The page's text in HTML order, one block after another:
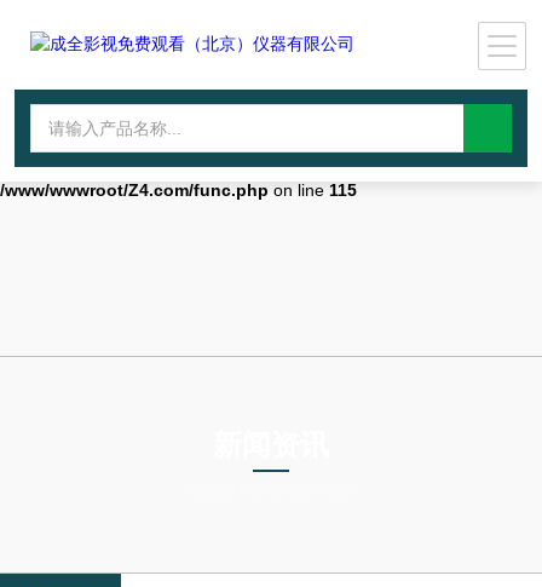
Warning: mkdir(): No space left on device in
file_put_contents(./cachefile_yuan/wwyjgs.com/cache/37/d8b73/
failed to open stream: No such file or directory in
/www/wwwroot/Z4.com/func.php on line 115